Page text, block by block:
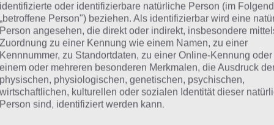
beim Kampf von Tactile Wars stetig deine Formation,
nach Situation
nachfolgenden Tactile Wars Screenshots ein Beispiel,
einen Überblick über den Gegner zu verschaffen. Der
im Kreis.
solltest du deine Truppen nach unten ziehen,
identifizierte oder identifizierbare natürliche Person (im
„betroffene Person") beziehen. Als identifizierbar wird eine
Person angesehen, die direkt oder indirekt, insbesondere
Zuordnung zu einer Kennung wie einem Namen, zu einer
Kennnummer, zu Standortdaten, zu einer Online-Kennung oder
einem oder mehreren besonderen Merkmalen, die Ausdruck
physischen, physiologischen, genetischen, psychischen,
wirtschaftlichen, kulturellen oder sozialen Identität dieser
Person sind, identifiziert werden kann.